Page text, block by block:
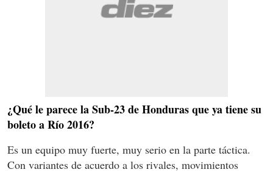
¿Qué le parece la Sub-23 de Honduras que ya tiene su
boleto a Río 2016?
Es un equipo muy fuerte, muy serio en la parte táctica.
Con variantes de acuerdo a los rivales, movimientos